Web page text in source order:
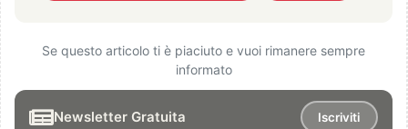
Se questo articolo ti è piaciuto e vuoi rimanere sempre
informato
Newsletter Gratuita Iscriviti